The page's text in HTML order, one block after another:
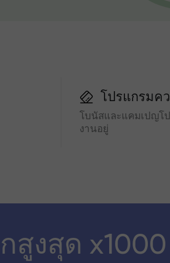
โปรแกรมค
โบนัสและแคมเปญโ
งานอยู่
สูงสุด x1000